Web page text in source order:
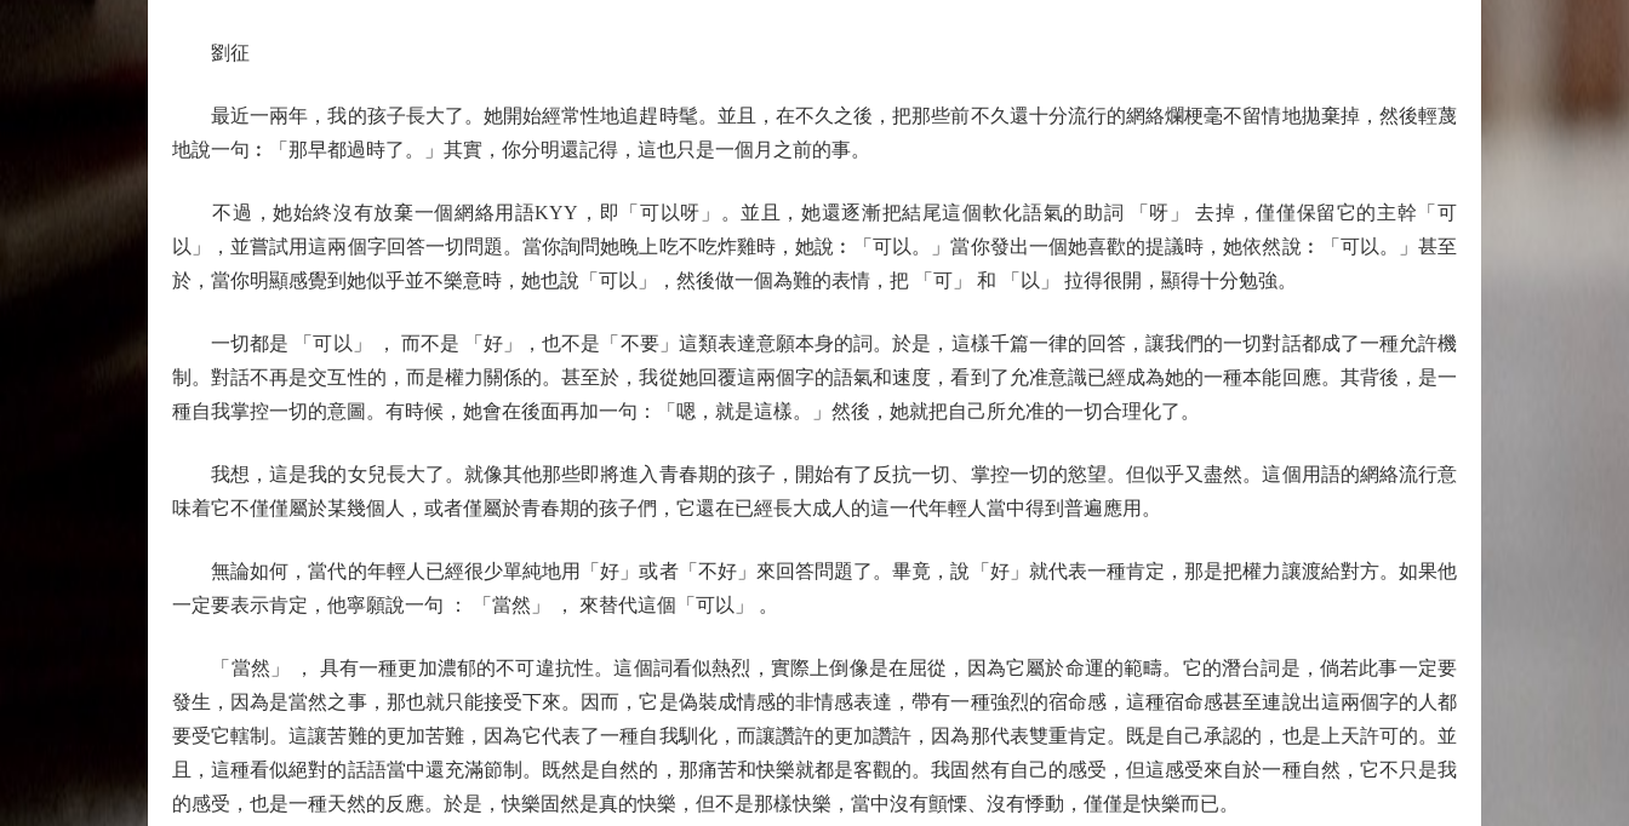
劉征
最近一兩年，我的孩子長大了。她開始經常性地追趕時髦。並且，在不久之後，把那些前不久還十分流行的網絡爛梗毫不留情地拋棄掉，然後輕蔑
地說一句︰「那早都過時了。」其實，你分明還記得，這也只是一個月之前的事。
不過，她始終沒有放棄一個網絡用語KYY，即「可以呀」。並且，她還逐漸把結尾這個軟化語氣的助詞 「呀」 去掉，僅僅保留它的主幹「可
以」，並嘗試用這兩個字回答一切問題。當你詢問她晚上吃不吃炸雞時，她說︰「可以。」當你發出一個她喜歡的提議時，她依然說︰「可以。」甚至
於，當你明顯感覺到她似乎並不樂意時，她也說「可以」，然後做一個為難的表情，把 「可」 和 「以」 拉得很開，顯得十分勉強。
一切都是 「可以」 ， 而不是 「好」，也不是「不要」這類表達意願本身的詞。於是，這樣千篇一律的回答，讓我們的一切對話都成了一種允許機
制。對話不再是交互性的，而是權力關係的。甚至於，我從她回覆這兩個字的語氣和速度，看到了允准意識已經成為她的一種本能回應。其背後，是一
種自我掌控一切的意圖。有時候，她會在後面再加一句：「嗯，就是這樣。」然後，她就把自己所允准的一切合理化了。
我想，這是我的女兒長大了。就像其他那些即將進入青春期的孩子，開始有了反抗一切、掌控一切的慾望。但似乎又盡然。這個用語的網絡流行意
味着它不僅僅屬於某幾個人，或者僅屬於青春期的孩子們，它還在已經長大成人的這一代年輕人當中得到普遍應用。
無論如何，當代的年輕人已經很少單純地用「好」或者「不好」來回答問題了。畢竟，說「好」就代表一種肯定，那是把權力讓渡給對方。如果他
一定要表示肯定，他寧願說一句 ： 「當然」 ， 來替代這個「可以」 。
「當然」 ， 具有一種更加濃郁的不可違抗性。這個詞看似熱烈，實際上倒像是在屈從，因為它屬於命運的範疇。它的潛台詞是，倘若此事一定要
發生，因為是當然之事，那也就只能接受下來。因而，它是偽裝成情感的非情感表達，帶有一種強烈的宿命感，這種宿命感甚至連說出這兩個字的人都
要受它轄制。這讓苦難的更加苦難，因為它代表了一種自我馴化，而讓讚許的更加讚許，因為那代表雙重肯定。既是自己承認的，也是上天許可的。並
且，這種看似絕對的話語當中還充滿節制。既然是自然的，那痛苦和快樂就都是客觀的。我固然有自己的感受，但這感受來自於一種自然，它不只是我
的感受，也是一種天然的反應。於是，快樂固然是真的快樂，但不是那樣快樂，當中沒有顫慄、沒有悸動，僅僅是快樂而已。